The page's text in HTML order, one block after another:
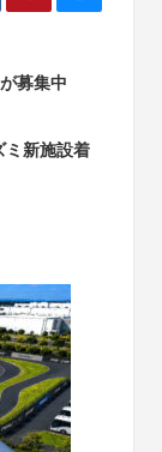
募集中
新施設着